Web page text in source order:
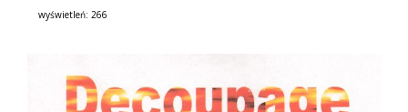
wyświetleń: 266